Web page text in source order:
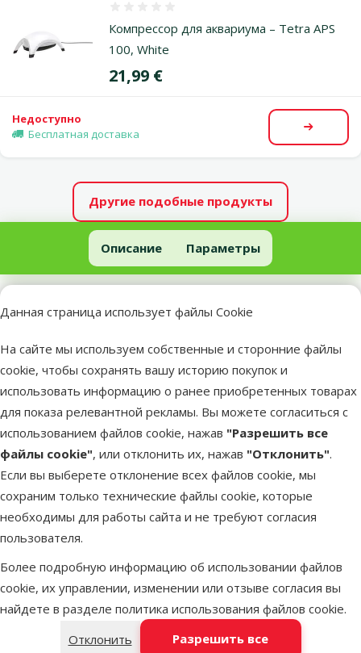
Данная страница использует файлы Cookie
На сайте мы используем собственные и сторонние файлы
cookie, чтобы сохранять вашу историю покупок и
использовать информацию о ранее приобретенных товарах
для показа релевантной рекламы. Вы можете согласиться с
использованием файлов cookie, нажав "Разрешить все
файлы cookie", или отклонить их, нажав "Отклонить".
Если вы выберете отклонение всех файлов cookie, мы
сохраним только технические файлы cookie, которые
необходимы для работы сайта и не требуют согласия
пользователя.
Более подробную информацию об использовании файлов
cookie, их управлении, изменении или отзыве согласия вы
найдете в разделе политика использования файлов cookie.
Отклонить
Разрешить все
Компрессор для аквариума – Tetra APS
100, White
Цена
21,99 €
Недоступно
Бесплатная доставка
Другие подобные продукты
Компрессор для аквариума – MARINA 75
Описание Параметры
В начало страницы
Компрессор для аквариума – MARINA 75.
обеспечения аквариума жизненно необходимым
кислородом;
Инновационные технологии разработки компрессора
фирмой Hаgen обеспечивает его работу бесшумной и
надёжной в течение длительного срока эксплуатации;
Минимальная вибрация, благодаря специально
разработанным резиновым краям;
Высокая производительность компрессора сочетается с
низким потреблением электричества;
Долговечная мембрана обеспечивает равномерную подачу
Стильный мембранный компрессор для аквариумов объемом
50–100 литров.
Параметры